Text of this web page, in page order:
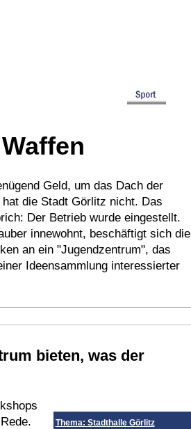
Geld, um das Dach der
die Stadt Görlitz nicht. Das
Der Betrieb wurde eingestellt.
innewohnt, beschäftigt sich die
an ein "Jugendzentrum", das
Ideensammlung interessierter
bieten, was der
Thema: Stadthalle Görlitz